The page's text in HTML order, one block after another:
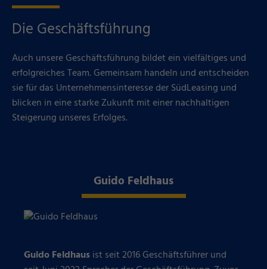
Die Geschäftsführung
Auch unsere Geschäftsführung bildet ein vielfältiges und
erfolgreiches Team. Gemeinsam handeln und entscheiden
sie für das Unternehmensinteresse der SüdLeasing und
blicken in eine starke Zukunft mit einer nachhaltigen
Steigerung unseres Erfolges.
Guido Feldhaus
Guido Feldhausist seit 2016 Geschäftsführer und